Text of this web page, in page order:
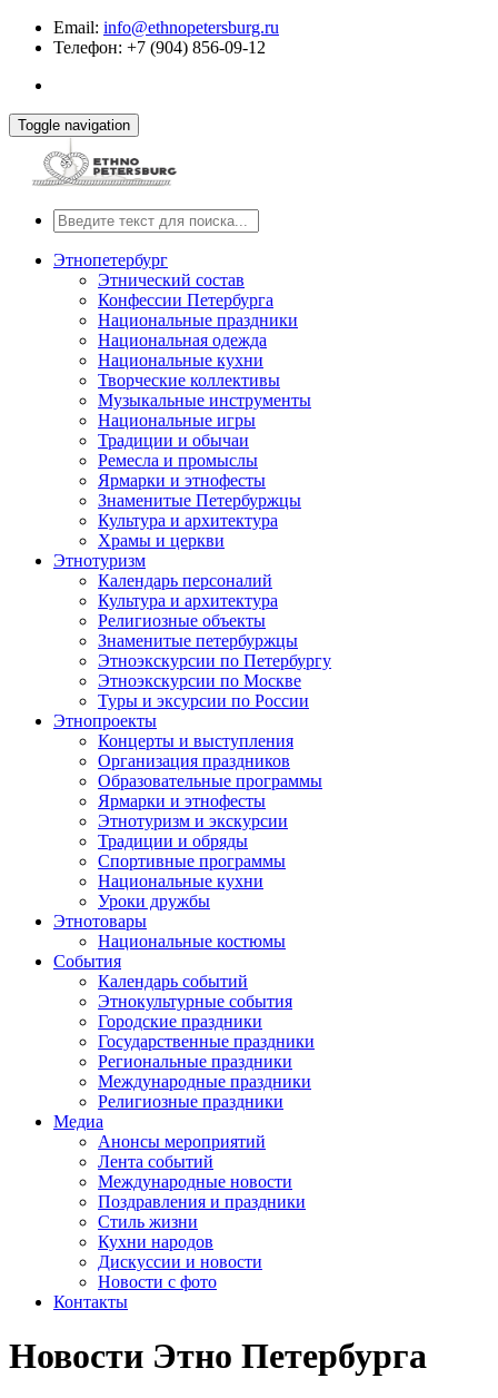
Email: info@ethnopetersburg.ru
Телефон: +7 (904) 856-09-12
Toggle navigation
Этнопетербург
Этнический состав
Конфессии Петербурга
Национальные праздники
Национальная одежда
Национальные кухни
Творческие коллективы
Музыкальные инструменты
Национальные игры
Традиции и обычаи
Ремесла и промыслы
Ярмарки и этнофесты
Знаменитые Петербуржцы
Культура и архитектура
Храмы и церкви
Этнотуризм
Календарь персоналий
Культура и архитектура
Религиозные объекты
Знаменитые петербуржцы
Этноэкскурсии по Петербургу
Этноэкскурсии по Москве
Туры и эксурсии по России
Этнопроекты
Концерты и выступления
Организация праздников
Образовательные программы
Ярмарки и этнофесты
Этнотуризм и экскурсии
Традиции и обряды
Спортивные программы
Национальные кухни
Уроки дружбы
Этнотовары
Национальные костюмы
События
Календарь событий
Этнокультурные события
Городские праздники
Государственные праздники
Региональные праздники
Международные праздники
Религиозные праздники
Медиа
Анонсы мероприятий
Лента событий
Международные новости
Поздравления и праздники
Cтиль жизни
Кухни народов
Дискуссии и новости
Новости с фото
Контакты
Новости Этно Петербурга